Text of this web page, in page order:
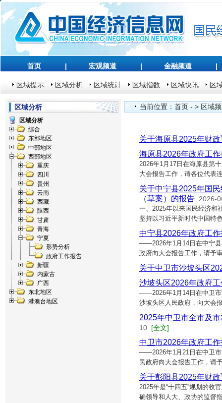
首页 | 宏观频道 | 金融频道 |
区域提示 区域分析 区域统计 区域指数 区域快讯 区
区域分析
区域分析
综合
东部地区
中部地区
西部地区
重庆
四川
贵州
云南
西藏
陕西
甘肃
青海
宁夏
形势分析
政府工作报告
新疆
内蒙古
广西
东北地区
港澳台地区
当前位置： 首页 - > 区域
关于海原县2025年财
海原县2026年政府工
2026年1月17日在海原县第
大会报告工作，请各位代表
关于中宁县2025年国
（草案）的报告 2026-
一、2025年以来国民经济和
坚持以习近平新时代中国特
中宁县2026年政府工
——2026年1月14日在中宁县
政府向大会报告工作，请予
关于中卫市沙坡头区
沙坡头区2026年政府
——2026年1月14日在中卫市
沙坡头区人民政府，向大会
2025年中卫市全市及
10 [全文]
中卫市2026年政府工
——2026年1月21日在中卫市
民政府向大会报告工作，请
关于彭阳县2025年财
2025年是“十四五”规划的收
确领导和人大、政协的监督